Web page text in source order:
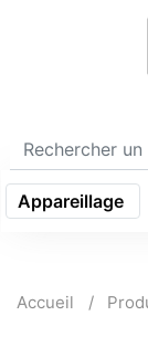
icon
Appareillage
Accueil